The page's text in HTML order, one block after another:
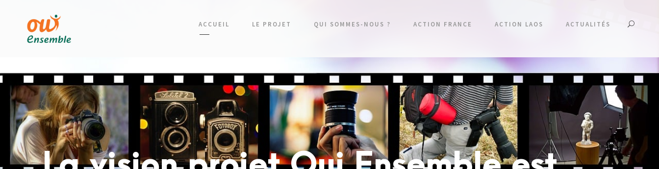
ACCUEIL LE PROJET QUI SOMMES-NOUS ? ACTION FRANCE ACTION LAOS ACTUALITÉS